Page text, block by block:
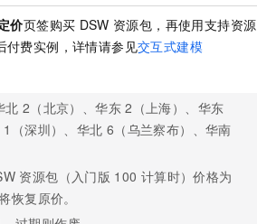
价页签购买 DSW 资源包，再使用支持资源
付费实例，详情请参见交互式建模
北 2（北京）、华东 2（上海）、华东
1（深圳）、华北 6（乌兰察布）、华南
资源包（入门版 100 计算时）价格为
恢复原价。